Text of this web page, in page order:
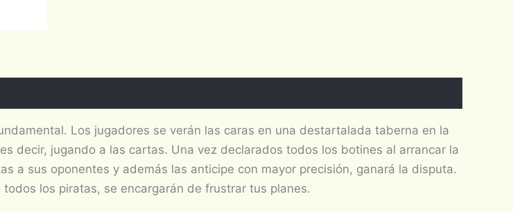
Los jugadores se verán las caras en una destartalada taberna en la
decir, jugando a las cartas. Una vez declarados todos los botines al arrancar la
a sus oponentes y además las anticipe con mayor precisión, ganará la disputa.
los piratas, se encargarán de frustrar tus planes.